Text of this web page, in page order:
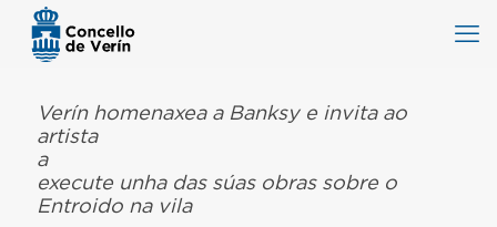
Verín homenaxea a Banksy e invita ao
artista
execute unha das súas obras sobre o
Entroido na vila